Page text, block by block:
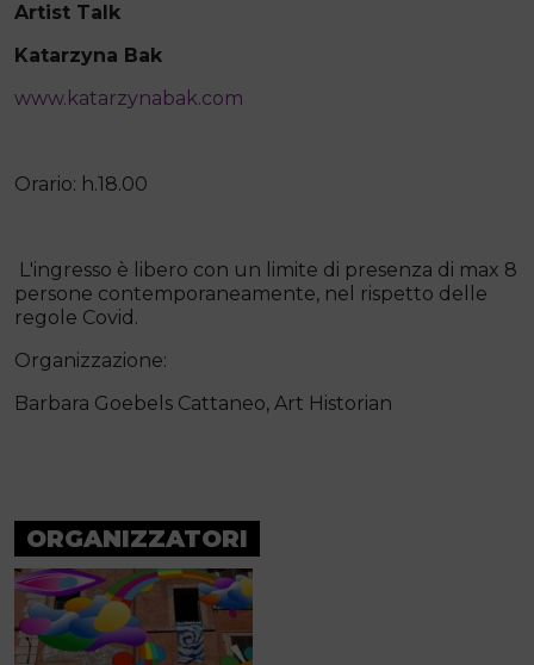
Artist Talk
Katarzyna Bak
www.katarzynabak.com
Orario: h.18.00
L'ingresso è libero con un limite di presenza di max 8
persone contemporaneamente, nel rispetto delle
regole Covid.
Organizzazione:
Barbara Goebels Cattaneo, Art Historian
ORGANIZZATORI